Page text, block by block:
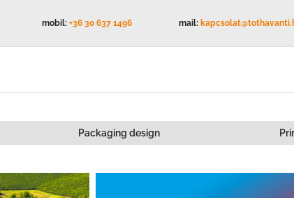
mobil: +36 30 637 1496 mail:
Packaging design